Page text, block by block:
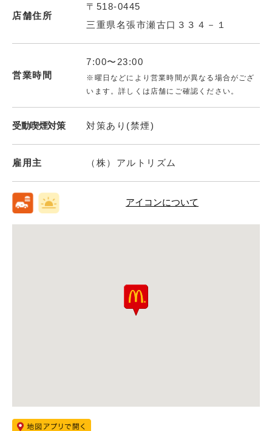
店舗住所
〒518-0445
三重県名張市瀬古口３３４－１
営業時間
7:00〜23:00
※曜日などにより営業時間が異なる場合がござ
います。詳しくは店舗にご確認ください。
受動喫煙対策 対策あり(禁煙)
雇用主 （株）アルトリズム
アイコンについて